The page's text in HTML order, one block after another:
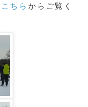
こちらからご覧く